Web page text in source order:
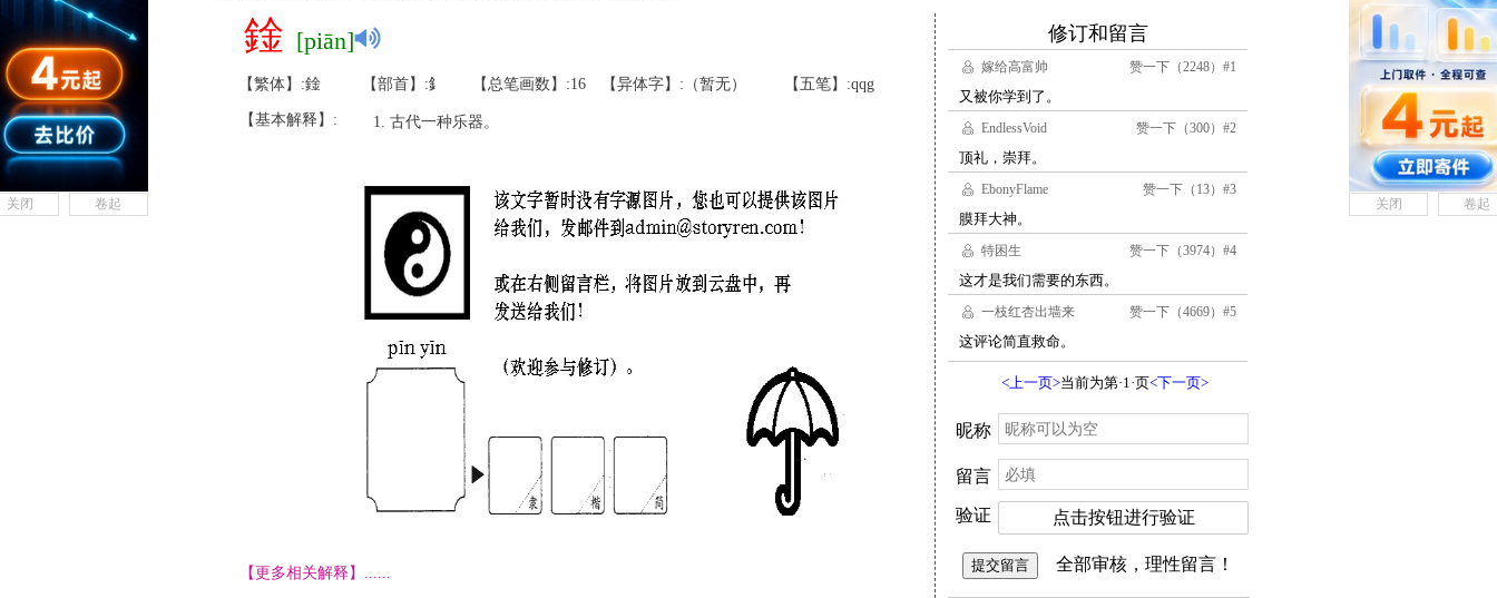
鍂 [piān]
【繁体】:鍂 【部首】:釒 【总笔画数】:16 【异体字】:（暂无） 【五笔】:qqg
【基本解释】: 古代一种乐器。
【更多相关解释】......
关闭 卷起 关闭 卷起